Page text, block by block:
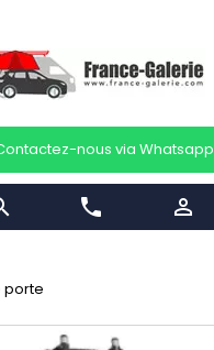
nous via Whatsapp
phone 
porte